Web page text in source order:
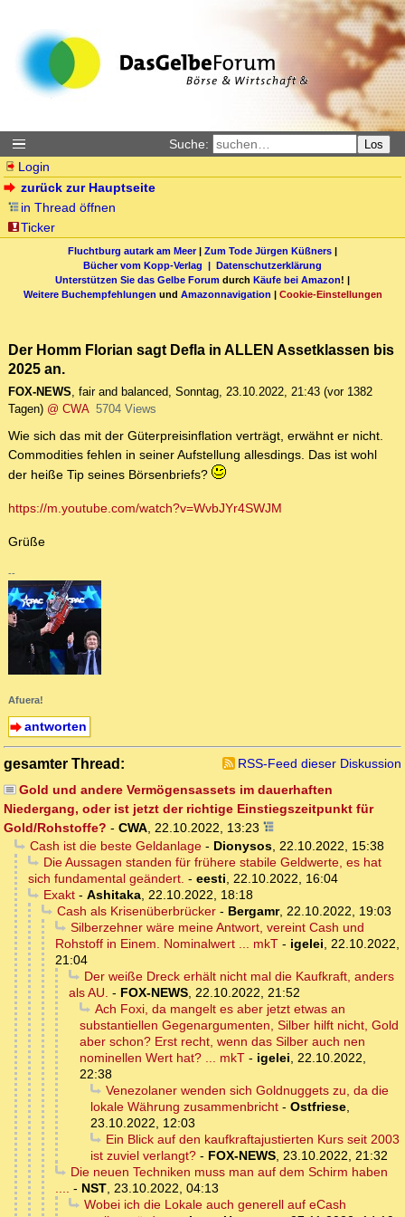
Suche: Los
Login
zurück zur Hauptseite
in Thread öffnen
Ticker
Fluchtburg autark am Meer| Zum Tode Jürgen Küßners |
Bücher vom Kopp-Verlag | Datenschutzerklärung
Unterstützen Sie das Gelbe Forum durch Käufe bei Amazon! |
Weitere Buchempfehlungen und Amazonnavigation | Cookie-Einstellungen
Der Homm Florian sagt Defla in ALLEN Assetklassen bis
2025 an.
FOX-NEWS, fair and balanced, Sonntag, 23.10.2022, 21:43 (vor 1382
Tagen) @ CWA 5704 Views
Wie sich das mit der Güterpreisinflation verträgt, erwähnt er nicht.
Commodities fehlen in seiner Aufstellung allesdings. Das ist wohl
der heiße Tip seines Börsenbriefs?
https://m.youtube.com/watch?v=WvbJYr4SWJM
Grüße
--
Afuera!
antworten
gesamter Thread:
RSS-Feed dieser Diskussion
Gold und andere Vermögensassets im dauerhaften
Niedergang, oder ist jetzt der richtige Einstiegszeitpunkt für
Gold/Rohstoffe? - CWA 22.10.2022, 13:23
Cash ist die beste Geldanlage- Dionysos, 22.10.2022, 15:38
Die Aussagen standen für frühere stabile Geldwerte, es hat
sich fundamental geändert. - eesti
22.10.2022, 16:04
Exakt- Ashitaka, 22.10.2022, 18:18
Cash als Krisenüberbrücker- Bergamr, 22.10.2022, 19:03
Silberzehner wäre meine Antwort, vereint Cash und
Rohstoff in Einem. Nominalwert ... mkT - igelei
22.10.2022,
21:04
Der weiße Dreck erhält nicht mal die Kaufkraft, anders
als AU. - FOX-NEWS 22.10.2022, 21:52
Ach Foxi, da mangelt es aber jetzt etwas an
substantiellen Gegenargumenten, Silber hilft nicht, Gold
aber schon? Erst recht, wenn das Silber auch nen
nominellen Wert hat? ... mkT - igelei
22.10.2022,
22:38
Venezolaner wenden sich Goldnuggets zu, da die
lokale Währung zusammenbricht - Ostfriese
23.10.2022, 12:03
Ein Blick auf den kaufkraftajustierten Kurs seit 2003
ist zuviel verlangt? - FOX-NEWS 23.10.2022, 21:32
Die neuen Techniken muss man auf dem Schirm haben
- NST 23.10.2022, 04:13
Wobei ich die Lokale auch generell auf eCash